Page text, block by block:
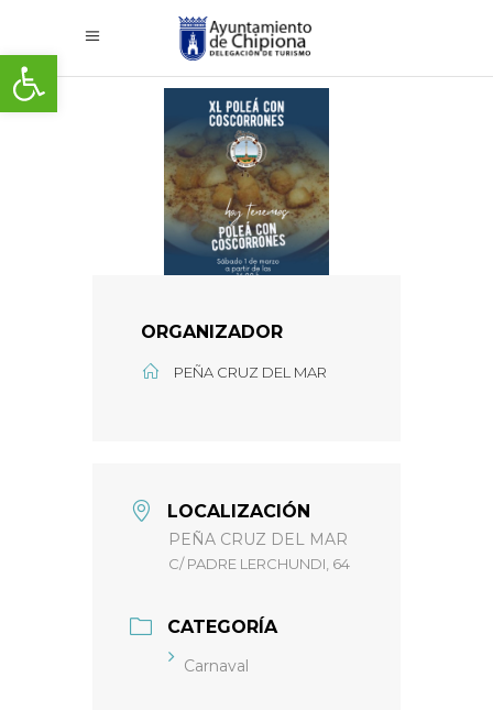
Abrir barra de herramientas
ORGANIZADOR
PEÑA CRUZ DEL MAR
LOCALIZACIÓN
PEÑA CRUZ DEL MAR
C/ PADRE LERCHUNDI, 64
CATEGORÍA
Carnaval